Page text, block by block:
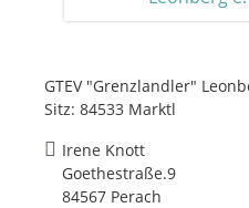
GTEV "Grenzlandler"
Sitz: 84533 Marktl
Irene Knott
Goethestraße.9
84567 Perach